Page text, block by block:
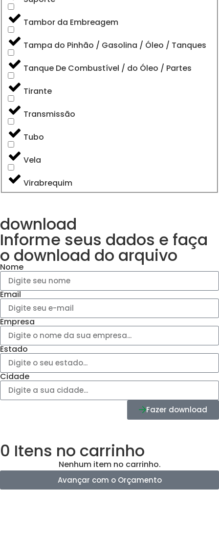
Tambor da Embreagem
Tampa do Pinhão / Gasolina / Óleo / Tanques
Tanque De Combustível / do Óleo / Partes
Tirante
Transmissão
Tubo
Vela
Virabrequim
download
Informe seus dados e faça
o download do arquivo
Nome
Email
Empresa
Estado
Cidade
Fazer download
0 Itens no carrinho
Nenhum item no carrinho.
Avançar com o Orçamento